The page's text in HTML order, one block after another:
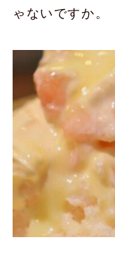
ゃないですか。